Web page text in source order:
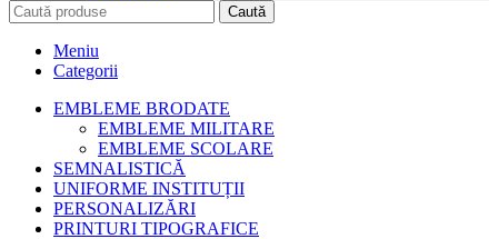
Caută
Meniu
Categorii
EMBLEME BRODATE
EMBLEME MILITARE
EMBLEME SCOLARE
SEMNALISTICĂ
UNIFORME INSTITUȚII
PERSONALIZĂRI
PRINTURI TIPOGRAFICE